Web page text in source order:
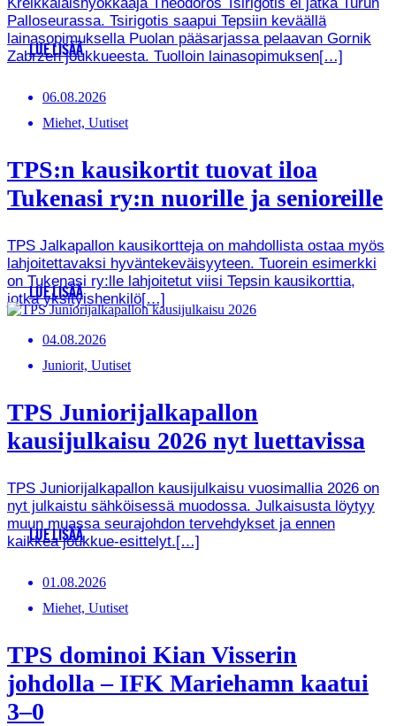
Palloseurassa. Tsirigotis saapui Tepsiin keväällä
lainasopimuksella Puolan pääsarjassa pelaavan Gornik
Zabrzen joukkueesta. Tuolloin lainasopimuksen[…]
LUE LISÄÄ
06.08.2026
Miehet, Uutiset
TPS:n kausikortit tuovat iloa
Tukenasi ry:n nuorille ja senioreille
TPS Jalkapallon kausikortteja on mahdollista ostaa myös
lahjoitettavaksi hyväntekeväisyyteen. Tuorein esimerkki
on Tukenasi ry:lle lahjoitetut viisi Tepsin kausikorttia,
jotka yksityishenkilö[…]
LUE LISÄÄ
04.08.2026
Juniorit, Uutiset
TPS Juniorijalkapallon
kausijulkaisu 2026 nyt luettavissa
TPS Juniorijalkapallon kausijulkaisu vuosimallia 2026 on
nyt julkaistu sähköisessä muodossa. Julkaisusta löytyy
muun muassa seurajohdon tervehdykset ja ennen
kaikkea joukkue-esittelyt.[…]
LUE LISÄÄ
01.08.2026
Miehet, Uutiset
TPS dominoi Kian Visserin
johdolla – IFK Mariehamn kaatui
3–0